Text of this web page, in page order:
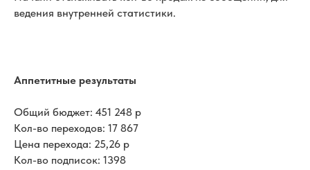
ведения внутренней статистики.
Аппетитные результаты
Общий бюджет: 451 248 р
Кол-во переходов: 17 867
Цена перехода: 25,26 р
Кол-во подписок: 1398